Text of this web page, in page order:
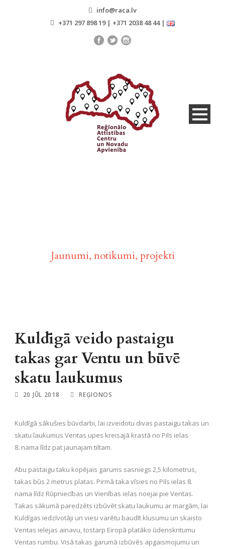
info@raca.lv
+371 297 898 19 | +371 2038 48 44 |
Jaunumi, notikumi, projekti
Kuldīgā veido pastaigu
takas gar Ventu un būvē
skatu laukumus
20 JŪL 2018 REĢIONOS
Kuldīgā sākušies būvdarbi, lai izveidotu divas pastaigu takas un
skatu laukumus Ventas upes kreisajā krastā no Pils ielas
8. nama līdz pat jaunajam tiltam.
Abu pastaigu taku kopējais garums sasniegs 2,5 kilometrus,
takas būs 2 metrus platas. Pirmā taka vīsies no Pils ielas 8.
nama līdz Rūpniecības un Vienības ielas noejai pie Ventas.
Takas sākumā paredzēts izbūvēt skatu laukumu ar margām, lai
Kuldīgas iedzīvotāji un viesi varētu baudīt klusumu un skaisto
Ventas ielejas ainavu, tostarp Eiropā platāko ūdenskritumu
Ventas rumbu. Visā takas garumā izbūvēs apgaismojumu un